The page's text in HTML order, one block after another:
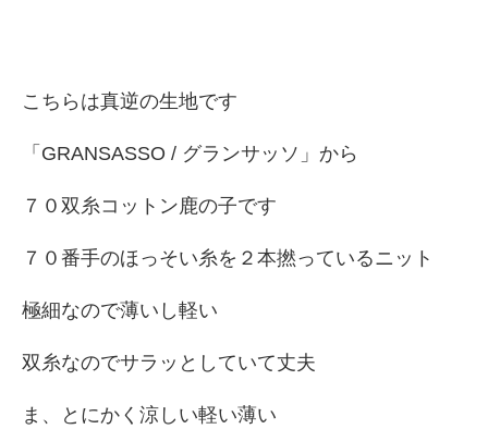
こちらは真逆の生地です
「GRANSASSO / グランサッソ」から
７０双糸コットン鹿の子です
７０番手のほっそい糸を２本撚っているニット
極細なので薄いし軽い
双糸なのでサラッとしていて丈夫
ま、とにかく涼しい軽い薄い